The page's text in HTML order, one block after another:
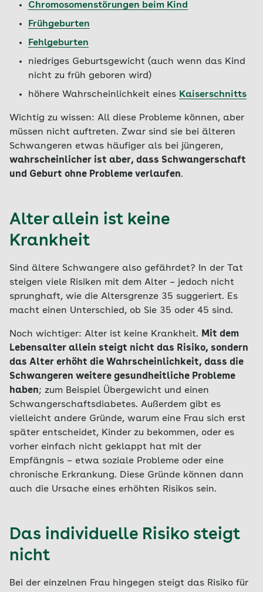
Chromosomenstörungen beim Kind
Frühgeburten
Fehlgeburten
niedriges Geburtsgewicht (auch wenn das Kind
nicht zu früh geboren wird)
höhere Wahrscheinlichkeit eines Kaiserschnitts
Wichtig zu wissen: All diese Probleme können, aber
müssen nicht auftreten. Zwar sind sie bei älteren
Schwangeren etwas häufiger als bei jüngeren,
wahrscheinlicher ist aber, dass Schwangerschaft
und Geburt ohne Probleme verlaufen.
Alter allein ist keine
Krankheit
Sind ältere Schwangere also gefährdet? In der Tat
steigen viele Risiken mit dem Alter – jedoch nicht
sprunghaft, wie die Altersgrenze 35 suggeriert. Es
macht einen Unterschied, ob Sie 35 oder 45 sind.
Noch wichtiger: Alter ist keine Krankheit. Mit dem
Lebensalter allein steigt nicht das Risiko, sondern
das Alter erhöht die Wahrscheinlichkeit, dass die
Schwangeren weitere gesundheitliche Probleme
haben; zum Beispiel Übergewicht und einen
Schwangerschaftsdiabetes. Außerdem gibt es
vielleicht andere Gründe, warum eine Frau sich erst
später entscheidet, Kinder zu bekommen, oder es
vorher einfach nicht geklappt hat mit der
Empfängnis – etwa soziale Probleme oder eine
chronische Erkrankung. Diese Gründe können dann
auch die Ursache eines erhöhten Risikos sein.
Das individuelle Risiko steigt
nicht
Bei der einzelnen Frau hingegen steigt das Risiko für